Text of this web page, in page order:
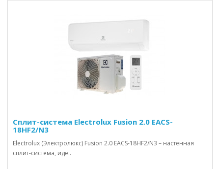
Сплит-система Electrolux Fusion 2.0 EACS-
18HF2/N3
Electrolux (Электролюкс) Fusion 2.0 EACS-18HF2/N3 – настенная
сплит-система, иде..